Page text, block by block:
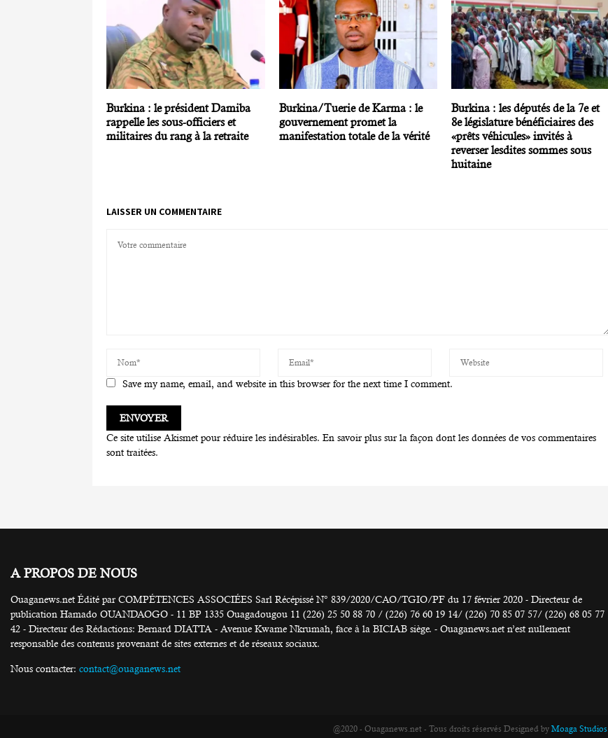
Burkina : le président Damiba
rappelle les sous-officiers et
militaires du rang à la retraite
Burkina/Tuerie de Karma : le
gouvernement promet la
manifestation totale de la vérité
Burkina : les députés de la 7e et
8e législature bénéficiaires des
«prêts véhicules» invités à
reverser lesdites sommes sous
huitaine
LAISSER UN COMMENTAIRE
Save my name, email, and website in this browser for the next time I comment.
Ce site utilise Akismet pour réduire les indésirables. En savoir plus sur la façon dont les données de vos commentaires
sont traitées.
A PROPOS DE NOUS
Ouaganews.net Édité par COMPÉTENCES ASSOCIÉES Sarl Récépissé N° 839/2020/CAO/TGIO/PF du 17 février 2020 - Directeur de
publication Hamado OUANDAOGO - 11 BP 1335 Ouagadougou 11 (226) 25 50 88 70 / (226) 76 60 19 14/ (226) 70 85 07 57/ (226) 68 05 77
42 - Directeur des Rédactions: Bernard DIATTA - Avenue Kwame Nkrumah, face à la BICIAB siège. - Ouaganews.net n’est nullement
responsable des contenus provenant de sites externes et de réseaux sociaux.
Nous contacter: contact@ouaganews.net
@2020 - Ouaganews.net - Tous droits réservés Designed by Moaga Studios